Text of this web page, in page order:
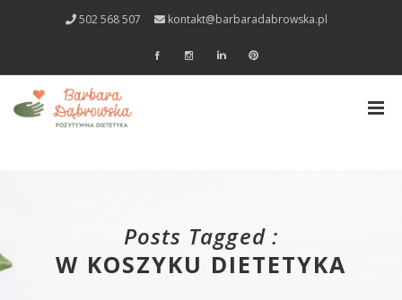
502 568 507 kontakt@barbaradabrowska.pl
Posts Tagged :
W KOSZYKU DIETETYKA